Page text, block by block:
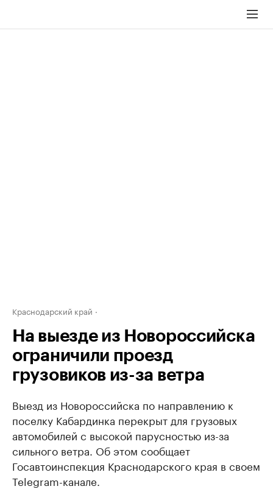
Краснодарский край
На выезде из Новороссийска
ограничили проезд
грузовиков из-за ветра
Выезд из Новороссийска по направлению к
поселку Кабардинка перекрыт для грузовых
автомобилей с высокой парусностью из-за
сильного ветра. Об этом сообщает
Госавтоинспекция Краснодарского края в своем
Telegram-канале.